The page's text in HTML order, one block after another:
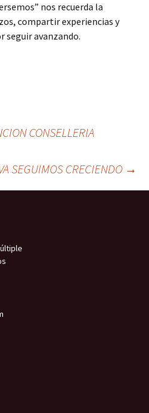
nos recuerda la
compartir experiencias y
seguir avanzando.
CONSELLERIA
SEGUIMOS CRECIENDO →